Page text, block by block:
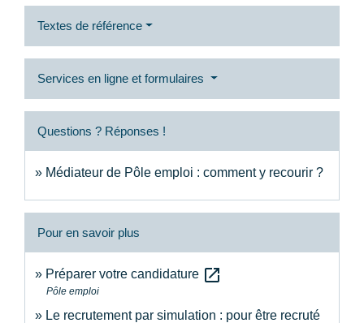
Textes de référence
Services en ligne et formulaires
Questions ? Réponses !
Médiateur de Pôle emploi : comment y recourir ?
Pour en savoir plus
Préparer votre candidature open_in_new
Pôle emploi
Le recrutement par simulation : pour être recruté